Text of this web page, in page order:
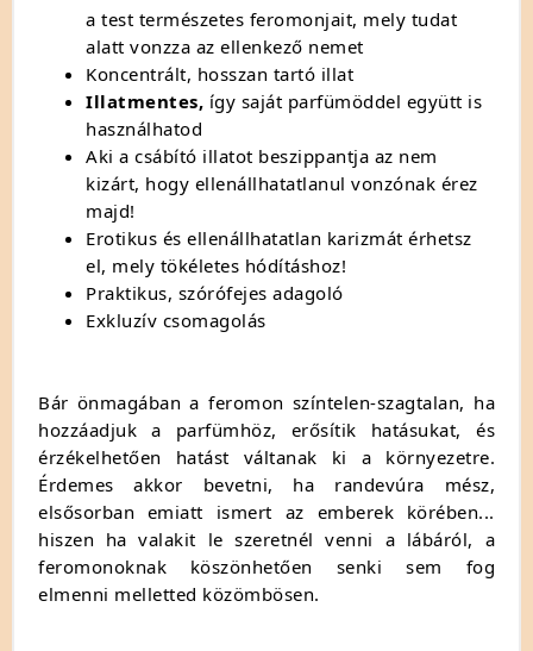
a test természetes feromonjait, mely tudat
alatt vonzza az ellenkező nemet
Koncentrált, hosszan tartó illat
Illatmentes, így saját parfümöddel együtt is
használhatod
Aki a csábító illatot beszippantja az nem
kizárt, hogy ellenállhatatlanul vonzónak érez
majd!
Erotikus és ellenállhatatlan karizmát érhetsz
el, mely tökéletes hódításhoz!
Praktikus, szórófejes adagoló
Exkluzív csomagolás
Bár önmagában a feromon színtelen-szagtalan, ha
hozzáadjuk a parfümhöz, erősítik hatásukat, és
érzékelhetően hatást váltanak ki a környezetre.
Érdemes akkor bevetni, ha randevúra mész,
elsősorban emiatt ismert az emberek körében...
hiszen ha valakit le szeretnél venni a lábáról, a
feromonoknak köszönhetően senki sem fog
elmenni melletted közömbösen.